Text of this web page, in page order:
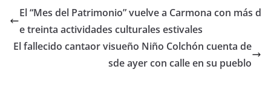
El “Mes del Patrimonio” vuelve a Carmona con más d
e treinta actividades culturales estivales
El fallecido cantaor visueño Niño Colchón cuenta de
sde ayer con calle en su pueblo